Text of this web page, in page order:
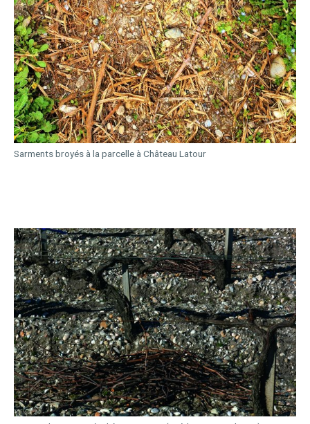
Sarments broyés à la parcelle à Château Latour